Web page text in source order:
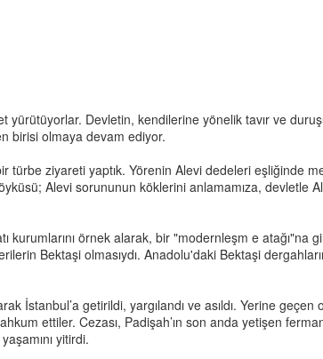
Devletin, kendilerine yönelik tavır ve
birisi olmaya devam ediyor.
türbe ziyareti yaptık. Yörenin Alevi dedeleri eşliğinde
Alevi sorununun köklerini anlamamıza, devletle
kurumlarını örnek alarak, bir "modernleşm e atağı"na
Bektaşi olmasıydı. Anadolu'daki Bektaşi
İstanbul’a getirildi, yargılandı ve asıldı. Yerine
ettiler. Cezası, Padişah’ın son anda yetişen
yitirdi.